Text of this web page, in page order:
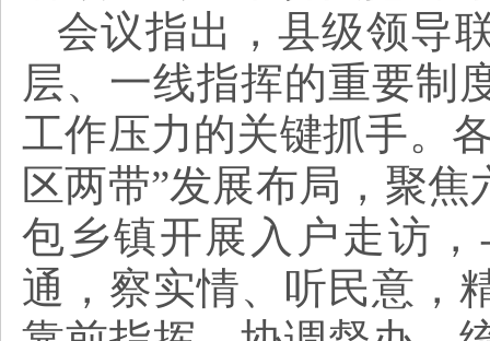
会议指出，县级领导
层、一线指挥的重要制
工作压力的关键抓手。
区两带”发展布局，聚
包乡镇开展入户走访
通，察实情、听民意，